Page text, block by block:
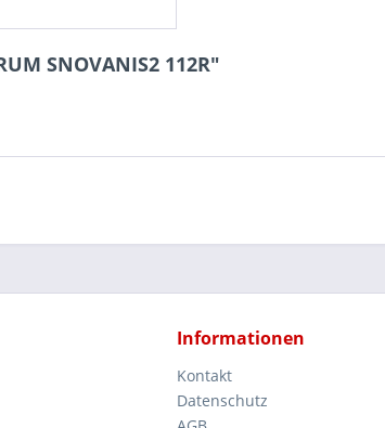
SNOVANIS2 112R"
Informationen
Kontakt
Datenschutz